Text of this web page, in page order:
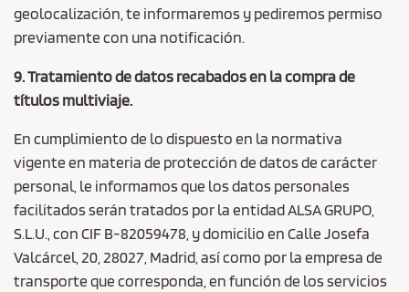
geolocalización, te informaremos y pediremos permiso
previamente con una notificación.
9. Tratamiento de datos recabados en la compra de
títulos multiviaje.
En cumplimiento de lo dispuesto en la normativa
vigente en materia de protección de datos de carácter
personal, le informamos que los datos personales
facilitados serán tratados por la entidad ALSA GRUPO,
S.L.U., con CIF B-82059478, y domicilio en Calle Josefa
Valcárcel, 20, 28027, Madrid, así como por la empresa de
transporte que corresponda, en función de los servicios